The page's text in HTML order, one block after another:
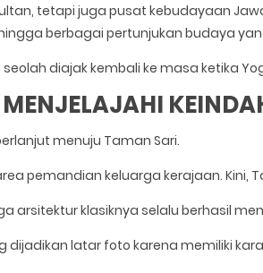
tetapi juga pusat kebudayaan
berbagai pertunjukan budaya
diajak kembali ke masa ketika
MENJELAJAHI
menuju Taman Sari.
pemandian keluarga kerajaan. Kini,
arsitektur klasiknya selalu berhasil
dijadikan latar foto karena memiliki